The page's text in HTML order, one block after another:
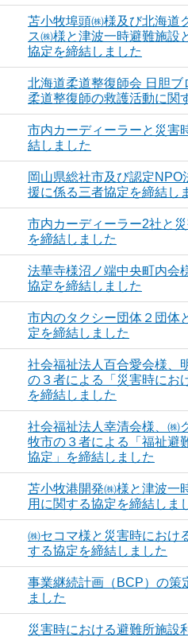
苫小牧埠頭㈱様及び北海道
ス㈱様と津波一時避難施設
協定を締結しました
北海道柔道整復師会 日胆
柔道整復師の救護活動に関
市内カーディーラーと災害
結しました
岡山県総社市及び認定
援に係る三者協定を締結し
市内カーディーラー2社と
を締結しました
法華寺様沼ノ端中央町内会
協定を締結しました
市内のタクシー団体２団体
定を締結しました
社会福祉法人百合愛会様、
の３者による「災害時にお
を締結しました
社会福祉法人幸清会様、㈱
牧市の３者による「福祉避
協定」を締結しました
苫小牧港開発㈱様と津波一
用に関する協定を締結しま
㈱セコマ様と災害時におけ
する協定を締結しました
事業継続計画（BCP）の策
ました
災害時における避難所施